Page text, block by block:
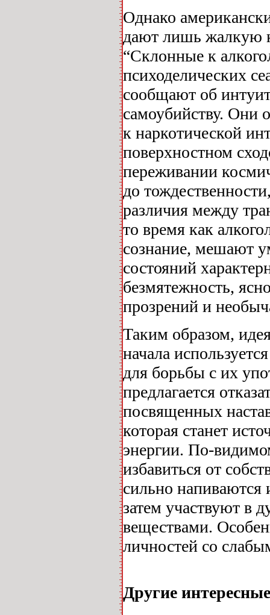
Однако
дают лишь жалкую
“Склонные к
психоделических
сообщают об
самоубийству. Они
к наркотической
поверхностном
переживании
до
различия между
то время как
сознание, мешают
состояний
безмятежность,
прозрений и
Таким образом,
начала
для борьбы с их
предлагается
посвященных
которая станет
энергии. По-
избавиться от
сильно
затем участвуют в
веществами.
личностей со
Другие